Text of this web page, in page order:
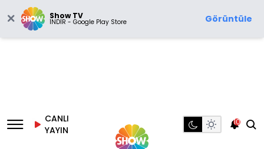
Show TV
İNDİR - Google Play Store Görüntüle
CANLI
YAYIN
10